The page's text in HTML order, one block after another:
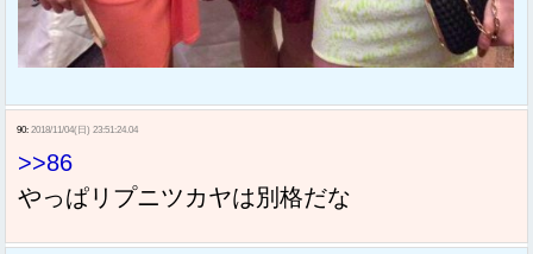
90: 2018/11/04(日) 23:51:24.04
>>86
やっぱリプニツカヤは別格だな